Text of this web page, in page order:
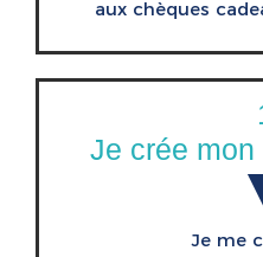
aux chèques
Je crée
Je me